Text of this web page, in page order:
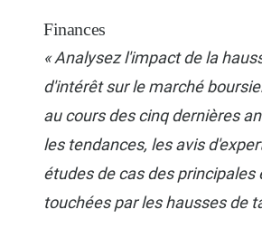
Finances
« Analysez l'impact de la
d'intérêt sur le marché
au cours des cinq dernières
les tendances, les avis
études de cas des principales
touchées par les hausses de